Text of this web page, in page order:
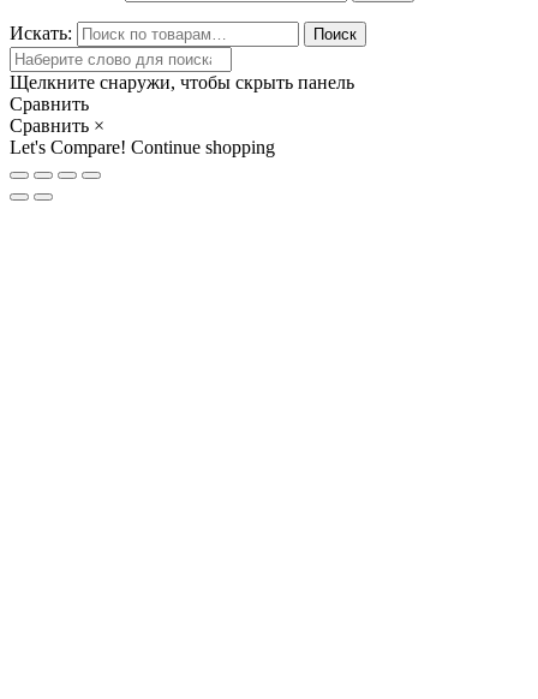
Искать: Поиск
Щелкните снаружи, чтобы скрыть панель
Сравнить
Сравнить ×
Let's Compare! Continue shopping